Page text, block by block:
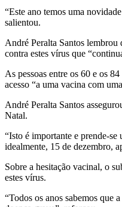
“Este ano temos uma
salientou.
André Peralta Santos lembrou
contra estes vírus que
As pessoas entre os 60 e os
acesso “a uma vacina com
André Peralta Santos
Natal.
“Isto é importante e prende-
idealmente, 15 de dezembro,
Sobre a hesitação vacinal, o
estes vírus.
“Todos os anos sabemos que